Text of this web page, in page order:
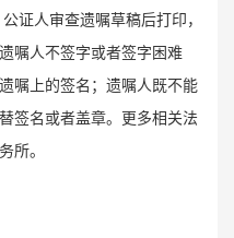
审查遗嘱草稿后打印，
嘱人不签字或者签字困难
嘱上的签名；遗嘱人既不能
签名或者盖章。更多相关法
所。